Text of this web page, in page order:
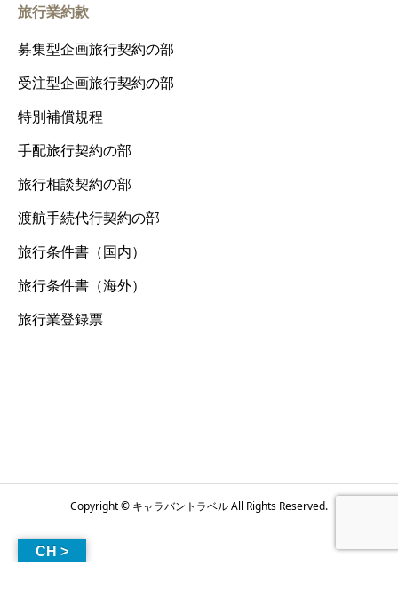
旅行業約款
募集型企画旅行契約の部
受注型企画旅行契約の部
特別補償規程
手配旅行契約の部
旅行相談契約の部
渡航手続代行契約の部
旅行条件書（国内）
旅行条件書（海外）
旅行業登録票
Copyright © キャラバントラベル All Rights Reserved.
CH >